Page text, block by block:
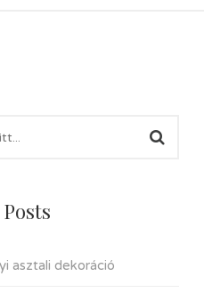
asztali dekoráció